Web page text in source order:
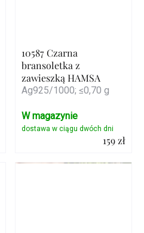
10587 Czarna
bransoletka z
zawieszką HAMSA
Ag925/1000; ≤0,70 g
159 zł
Szczegóły
W magazynie